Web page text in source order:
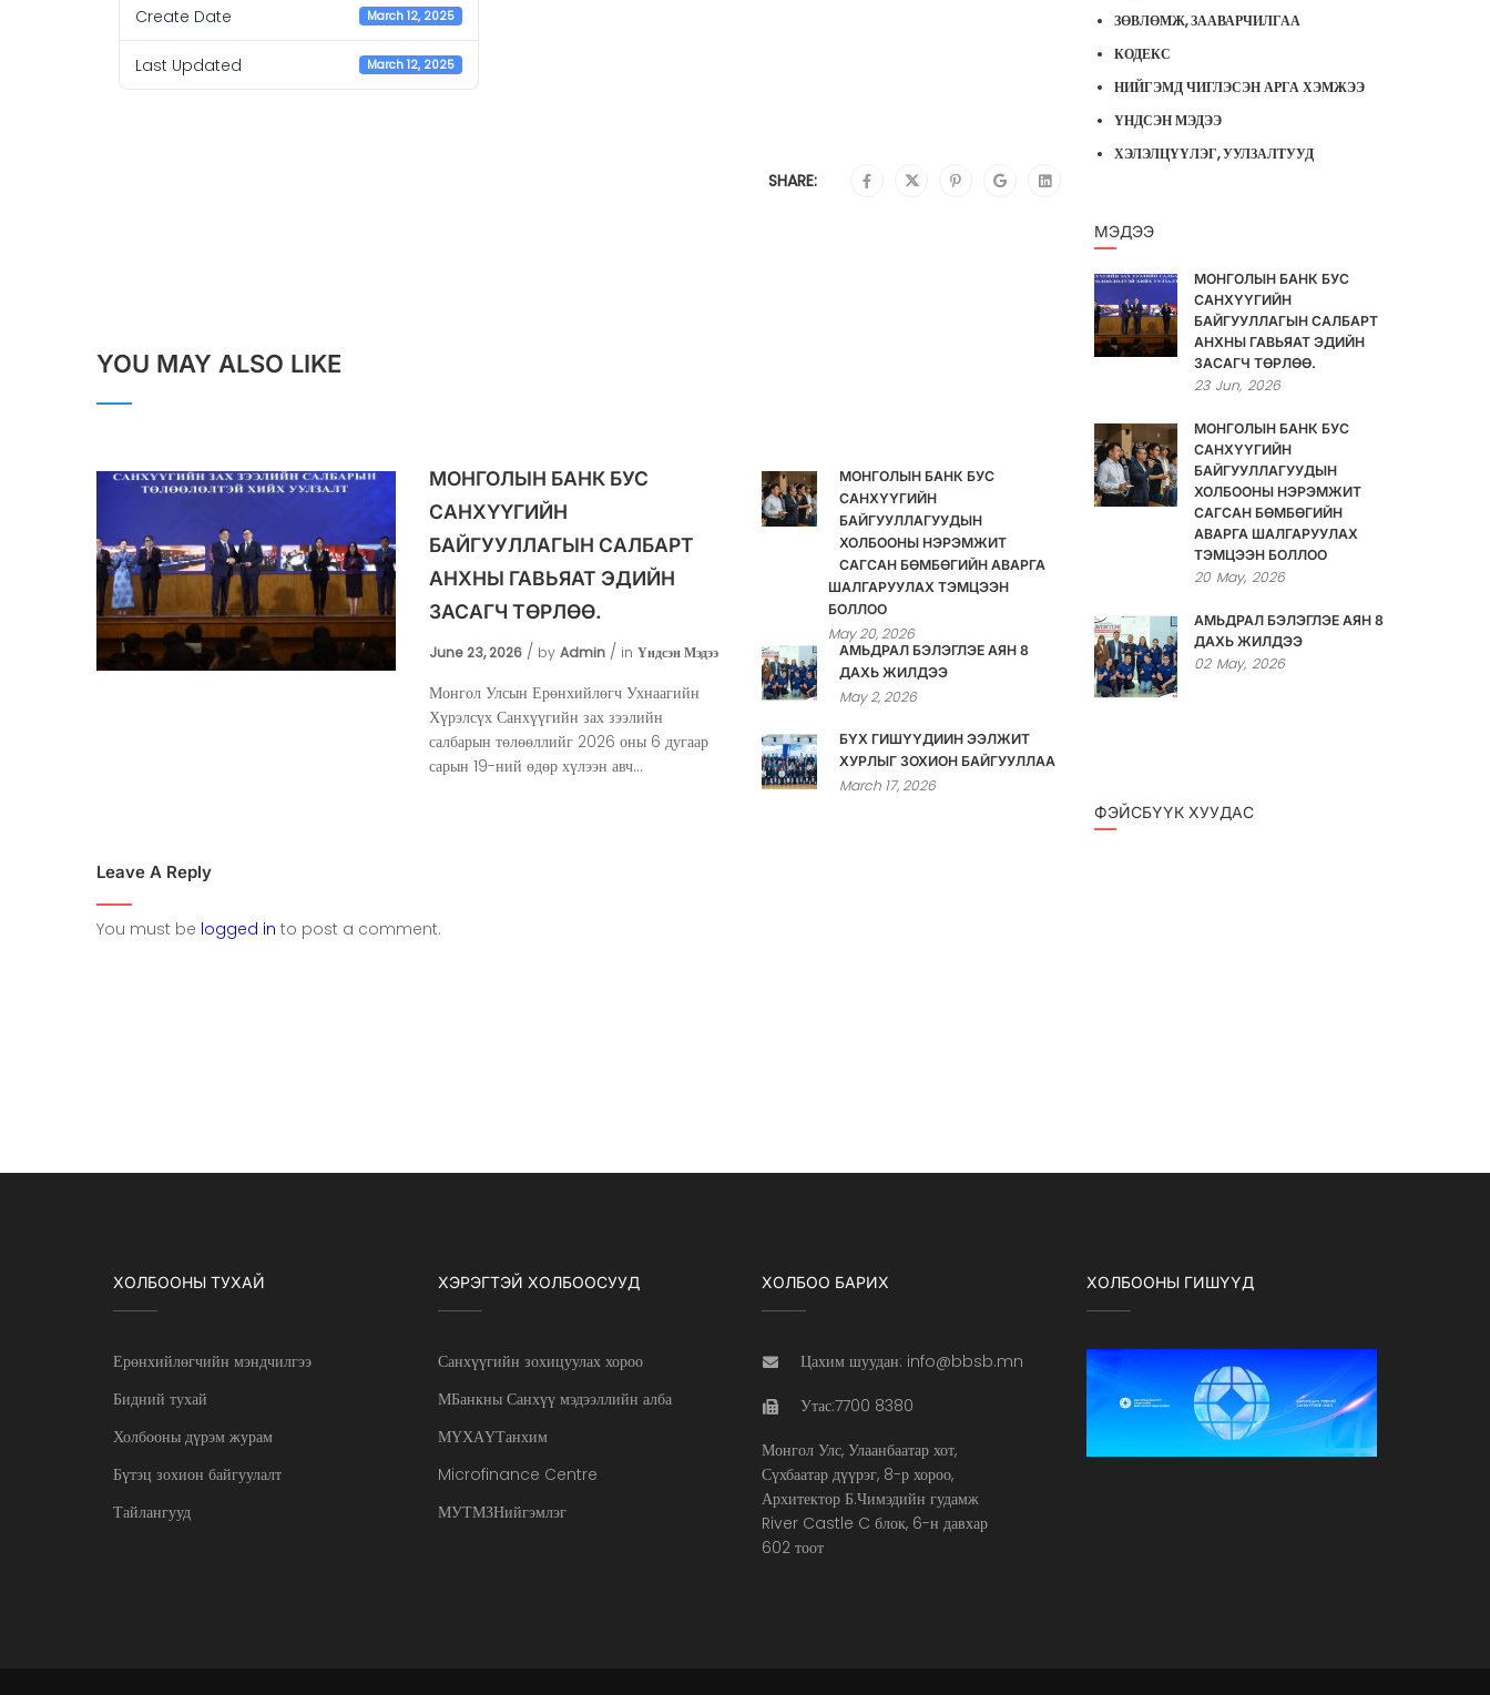
Create Date March 12, 2025
Last Updated March 12, 2025
SHARE:
YOU MAY ALSO LIKE
МОНГОЛЫН БАНК БУС
САНХҮҮГИЙН
БАЙГУУЛЛАГЫН САЛБАРТ
АНХНЫ ГАВЬЯАТ ЭДИЙН
ЗАСАГЧ ТӨРЛӨӨ.
June 23, 2026 by Admin in Үндсэн Мэдээ
Монгол Улсын Ерөнхийлөгч Ухнаагийн
Хүрэлсүх Санхүүгийн зах зээлийн
салбарын төлөөллийг 2026 оны 6 дугаар
сарын 19-ний өдөр хүлээн авч...
МОНГОЛЫН БАНК БУС
САНХҮҮГИЙН
БАЙГУУЛЛАГУУДЫН
ХОЛБООНЫ НЭРЭМЖИТ
САГСАН БӨМБӨГИЙН АВАРГА
ШАЛГАРУУЛАХ ТЭМЦЭЭН
БОЛЛОО
May 20, 2026
АМЬДРАЛ БЭЛЭГЛЭЕ АЯН 8
ДАХЬ ЖИЛДЭЭ
May 2, 2026
БҮХ ГИШҮҮДИЙН ЭЭЛЖИТ
ХУРЛЫГ ЗОХИОН БАЙГУУЛЛАА
March 17, 2026
Leave A Reply
You must be logged in to post a comment.
ЗӨВЛӨМЖ, ЗААВАРЧИЛГАА
КОДЕКС
НИЙГЭМД ЧИГЛЭСЭН АРГА ХЭМЖЭЭ
ҮНДСЭН МЭДЭЭ
ХЭЛЭЛЦҮҮЛЭГ, УУЛЗАЛТУУД
МЭДЭЭ
МОНГОЛЫН БАНК БУС
САНХҮҮГИЙН
БАЙГУУЛЛАГЫН САЛБАРТ
АНХНЫ ГАВЬЯАТ ЭДИЙН
ЗАСАГЧ ТӨРЛӨӨ.
23 Jun, 2026
МОНГОЛЫН БАНК БУС
САНХҮҮГИЙН
БАЙГУУЛЛАГУУДЫН
ХОЛБООНЫ НЭРЭМЖИТ
САГСАН БӨМБӨГИЙН
АВАРГА ШАЛГАРУУЛАХ
ТЭМЦЭЭН БОЛЛОО
20 May, 2026
АМЬДРАЛ БЭЛЭГЛЭЕ АЯН 8
ДАХЬ ЖИЛДЭЭ
02 May, 2026
ФЭЙСБҮҮК ХУУДАС
ХОЛБООНЫ ТУХАЙ
Ерөнхийлөгчийн мэндчилгээ
Бидний тухай
Холбооны дүрэм журам
Бүтэц зохион байгуулалт
Тайлангууд
ХЭРЭГТЭЙ ХОЛБООСУУД
Санхүүгийн зохицуулах хороо
МБанкны Санхүү мэдээллийн алба
МҮХАҮТанхим
Microfinance Centre
МУТМЗНийгэмлэг
ХОЛБОО БАРИХ
Цахим шуудан: info@bbsb.mn
Утас:7700 8380
Монгол Улс, Улаанбаатар хот,
Сүхбаатар дүүрэг, 8-р хороо,
Архитектор Б.Чимэдийн гудамж
River Castle C блок, 6-н давхар
602 тоот
ХОЛБООНЫ ГИШҮҮД